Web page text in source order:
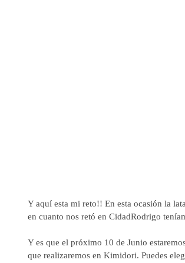
Y aquí esta mi reto!! En esta ocasión la
en cuanto nos retó en CidadRodrigo
Y es que el próximo 10 de Junio
que realizaremos en Kimidori. Puedes